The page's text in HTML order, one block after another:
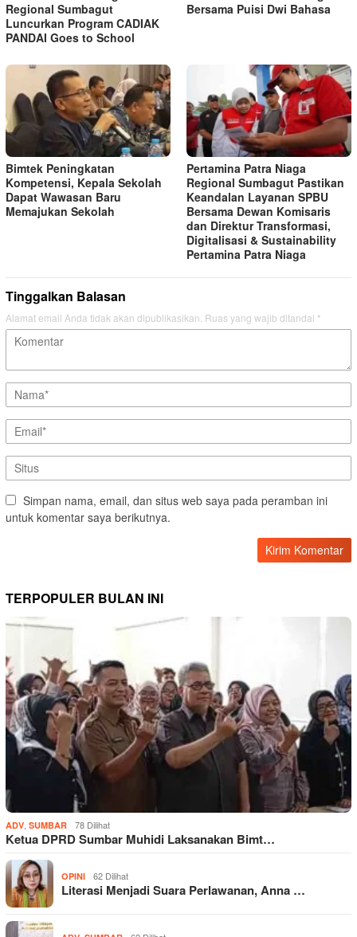
Regional Sumbagut
Luncurkan Program CADIAK
PANDAI Goes to School
Bersama Puisi Dwi Bahasa
Bimtek Peningkatan
Kompetensi, Kepala Sekolah
Dapat Wawasan Baru
Memajukan Sekolah
Pertamina Patra Niaga
Regional Sumbagut Pastikan
Keandalan Layanan SPBU
Bersama Dewan Komisaris
dan Direktur Transformasi,
Digitalisasi & Sustainability
Pertamina Patra Niaga
Tinggalkan Balasan
Alamat email Anda tidak akan dipublikasikan. Ruas yang wajib ditandai *
Simpan nama, email, dan situs web saya pada peramban ini
untuk komentar saya berikutnya.
TERPOPULER BULAN INI
ADV SUMBAR 78 Dilihat
Ketua DPRD Sumbar Muhidi Laksanakan Bimt…
OPINI 62 Dilihat
Literasi Menjadi Suara Perlawanan, Anna …